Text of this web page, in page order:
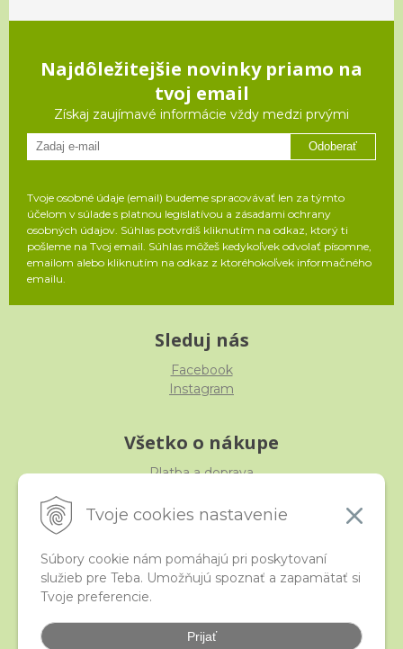
Tvoje cookies nastavenie
Súbory cookie nám pomáhajú pri poskytovaní
služieb pre Teba. Umožňujú spoznať a zapamätať si
Tvoje preferencie.
Prijať
Najdôležitejšie novinky priamo na
tvoj email
Získaj zaujímavé informácie vždy medzi prvými
Odoberať
Tvoje osobné údaje (email) budeme spracovávať len za týmto
účelom v súlade s platnou legislatívou a zásadami ochrany
osobných údajov. Súhlas potvrdíš kliknutím na odkaz, ktorý ti
pošleme na Tvoj email. Súhlas môžeš kedykoľvek odvolať písomne,
emailom alebo kliknutím na odkaz z ktoréhokoľvek informačného
emailu.
Sleduj nás
Facebook
Instagram
Všetko o nákupe
Platba a doprava
Obchodné podmienky
iStraka
Veľkoobchod